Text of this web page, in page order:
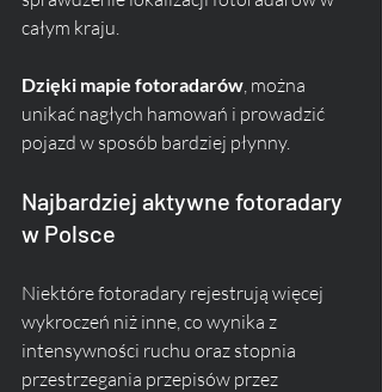
całym kraju.
Dzięki mapie fotoradarów , można
unikać nagłych hamowań i prowadzić
pojazd w sposób bardziej płynny.
Najbardziej aktywne fotoradary
w Polsce
Niektóre fotoradary rejestrują więcej
wykroczeń niż inne, co wynika z
intensywności ruchu oraz stopnia
przestrzegania przepisów przez